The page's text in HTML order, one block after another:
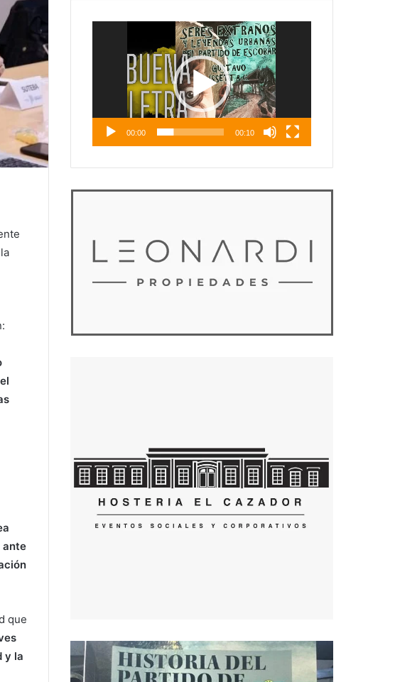
ante
que
y la
00:00 00:10